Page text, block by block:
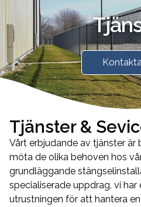
Tjänster &
Vårt erbjudande av tjänster
möta de olika behoven hos
grundläggande
specialiserade uppdrag, vi har
utrustningen för att hantera